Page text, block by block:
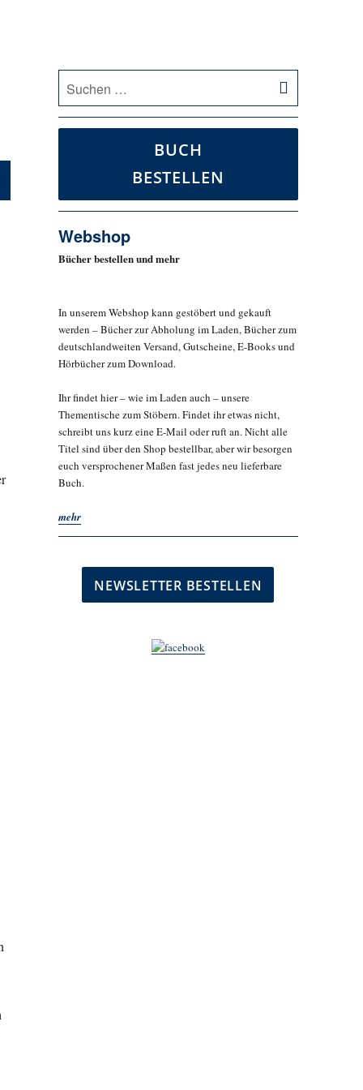
nach:
BUCH
BESTELLEN
Webshop
Bücher bestellen und mehr
In unserem Webshop kann gestöbert und gekauft
werden – Bücher zur Abholung im Laden, Bücher zum
deutschlandweiten Versand, Gutscheine, E-Books und
Hörbücher zum Download.
Ihr findet hier – wie im Laden auch – unsere
Thementische zum Stöbern. Findet ihr etwas nicht,
schreibt uns kurz eine E-Mail oder ruft an. Nicht alle
Titel sind über den Shop bestellbar, aber wir besorgen
euch versprochener Maßen fast jedes neu lieferbare
Buch.
mehr